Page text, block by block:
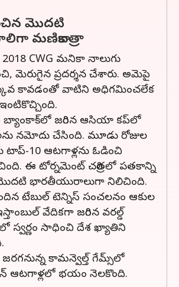
మొదటి
మణికాబత్రా
CWG మనికా నాలుగు
మెరుగైన ప్రదర్శన చేశారు. అమెపై
కావడంతో వాటిని అధిగమించలేక
బ్యాంకాక్‌లో జరిగిన ఆసియా కప్‌లో
నమోదు చేసింది. మూడు రోజుల
టాప్-10 ఆటగాళ్లను ఓడించి
ఈ టోర్నమెంట్ చరిత్రలో పతకాన్ని
మొదటి భారతీయురాలుగా నిలిచింది.
టేబుల్ టెన్నిస్ సంచలనం ఆకుల
వేదికగా జరిగిన వరల్డ్‌
సాధించి దేశ ఖ్యాతిని
కామన్వెల్త్ గేమ్స్‌లో
ఆటగాళ్లలో భయం నెలకొంది.